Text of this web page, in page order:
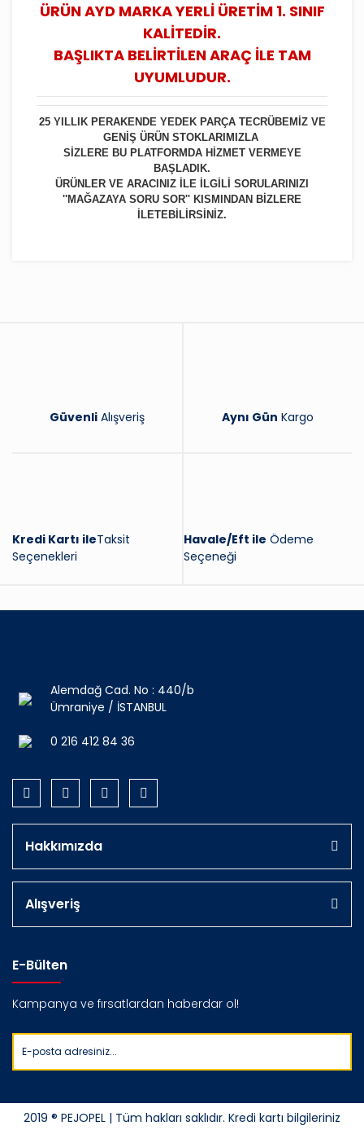
ÜRÜN AYD MARKA YERLİ ÜRETİM 1. SINIF
KALİTEDİR.
BAŞLIKTA BELİRTİLEN ARAÇ İLE TAM
UYUMLUDUR.
25 YILLIK PERAKENDE YEDEK PARÇA TECRÜBEMİZ VE
GENİŞ ÜRÜN STOKLARIMIZLA
SİZLERE BU PLATFORMDA HİZMET VERMEYE
BAŞLADIK.
ÜRÜNLER VE ARACINIZ İLE İLGİLİ SORULARINIZI
''MAĞAZAYA SORU SOR'' KISMINDAN BİZLERE
İLETEBİLİRSİNİZ.
Güvenli Alışveriş Aynı Gün Kargo
Kredi Kartı ileTaksit
Seçenekleri
Havale/Eft ile Ödeme
Seçeneği
Alemdağ Cad. No : 440/b
Ümraniye / İSTANBUL
0 216 412 84 36
Hakkımızda
Alışveriş
E-Bülten
Kampanya ve fırsatlardan haberdar ol!
2019 ® PEJOPEL | Tüm hakları saklıdır. Kredi kartı bilgileriniz